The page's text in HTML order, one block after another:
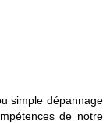
simple dépannage
de notre